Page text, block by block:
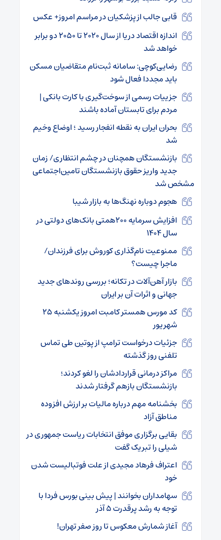
قابی جالب از پزشکیان در مراسم امروز+ عکس
اندازه اقتصاد دریا از سال ۲۰۲۰ تا ۲۰۵۰ دو برابر
خواهد شد
رضایی‌کوچی: سامانه ثبت‌نام متقاضیان مسکن
باید مجددا فعال شود
جزییات رسمی از سوخت‌گیری با کارت بانکی |
مردم برای تابستان آماده باشند
بحران ایران به نقطه انفجار رسید ؛ اوضاع وخیم
شد
بازنشستگان همچنان در چشم انتظاری/ زمان
جدید واریز حقوق بازنشستگان تامین‌اجتماعی
مشخص شد
هجوم دوباره نهنگ‌ها به بازار شیبا
افزایش سرمایه ۲۰۰همتی بانک‌های دولتی در
سال ۱۴۰۴
ممنوعیت نام‌گذاری کوروش برای فرزندان/
ماجرا چیست؟
بازار آهن‌آلات در تکانه؛ بررسی روندهای جدید
جهانی و اثرات آن بر ایران
کد مورس همستر کامبت امروز یکشنبه ۲۵
شهریور
جزئیات درخواست ترامپ از پوتین طی تماس
تلفنی روز گذشته
مراکز درمانی قراردادشان را لغو کردند؛
بازنشستگان بازهم گرفتار شدند
بخشنامه مهم درباره مالیات بر ارزش افزوده
مناطق آزاد
بقایی برگزاری موفق انتخابات ریاست جمهوری در
شیلی را تبریک گفت
اعتراف فرهاد مجیدی از علت فوتبالیست شدن
خود
سهامداران بخوانند | پیش بینی بورس فردا با
توجه به رشد پرقدرت ۵ آذر
آغاز شمارش معکوس تا روز صفر تهران!